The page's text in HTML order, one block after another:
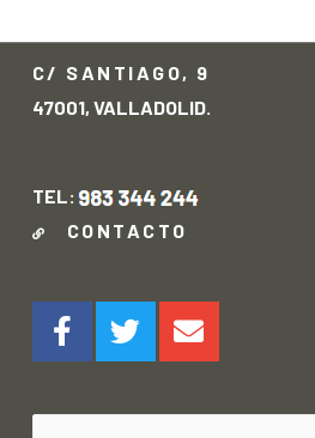
C/ SANTIAGO, 9
47001, VALLADOLID.
TEL:
CONTACTO